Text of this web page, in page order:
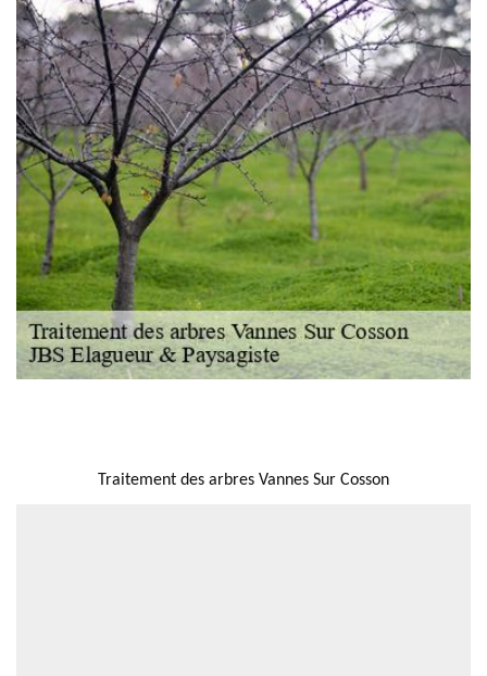
Traitement des arbres Vannes Sur Cosson